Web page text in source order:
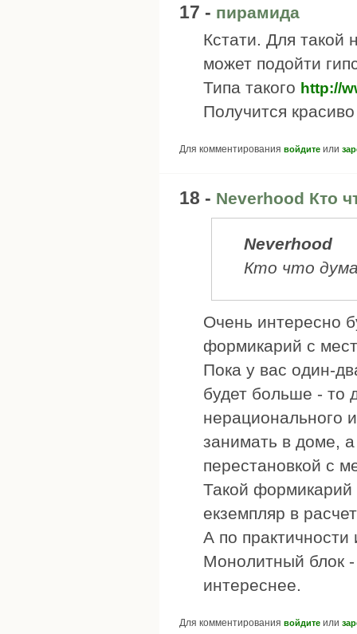
17 - пирамида
Кстати. Для такой
может подойти
Типа такого http://
Получится
Для комментирования войдите или
18 - Neverhood Кто
Neverhood
Кто что
Очень интересно
формикарий с
Пока у вас один-
будет больше - то
нерационального
занимать в доме,
перестановкой с
Такой формикарий
екземпляр в
А по практичности
Монолитный блок -
интереснее.
Для комментирования войдите или